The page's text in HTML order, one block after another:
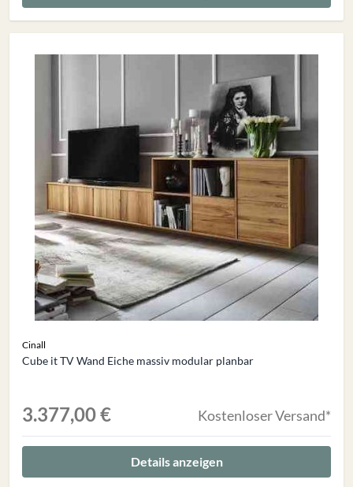
Cinall
Cube it TV Wand Eiche massiv modular planbar
3.377,00 € Kostenloser Versand*
Details anzeigen